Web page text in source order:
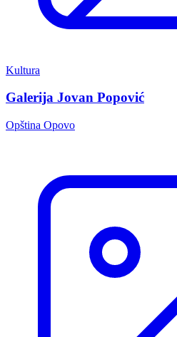
Kultura
Galerija Jovan Popović
Opština Opovo